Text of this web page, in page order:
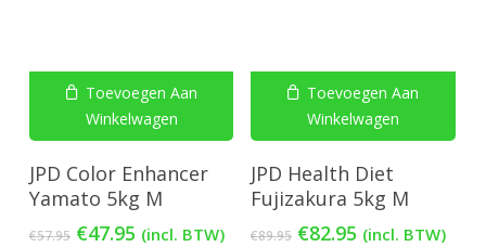
Toevoegen Aan
Winkelwagen
JPD Color Enhancer
Yamato 5kg M
€57.95 Oorspronkelijke
€47.95Huidige
(incl. BTW)
Toevoegen Aan
Winkelwagen
JPD Health Diet
Fujizakura 5kg M
€89.95 Oorspronkelijke
€82.95 Huidige
(incl. BTW)